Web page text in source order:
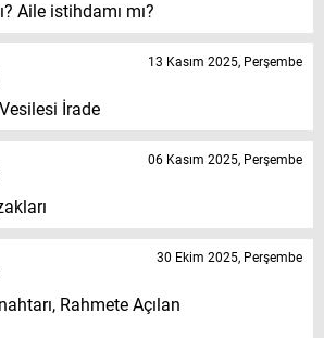
Aile istihdamı mı?
İrade
13 Kasım 2025, Perşembe
06 Kasım 2025, Perşembe
Rahmete Açılan
30 Ekim 2025, Perşembe